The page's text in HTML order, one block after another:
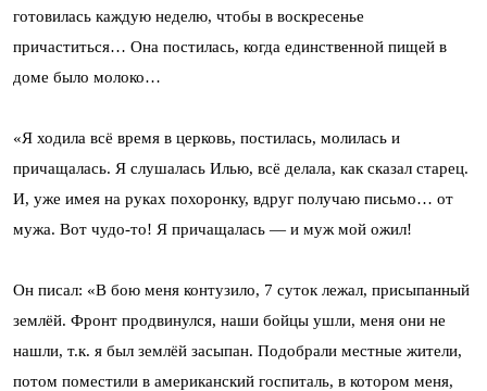
готовилась каждую неделю, чтобы в воскресенье
причаститься… Она постилась, когда единственной пищей в
доме было молоко…
«Я ходила всё время в церковь, постилась, молилась и
причащалась. Я слушалась Илью, всё делала, как сказал старец.
И, уже имея на руках похоронку, вдруг получаю письмо… от
мужа. Вот чудо-то! Я причащалась — и муж мой ожил!
Он писал: «В бою меня контузило, 7 суток лежал, присыпанный
землёй. Фронт продвинулся, наши бойцы ушли, меня они не
нашли, т.к. я был землёй засыпан. Подобрали местные жители,
потом поместили в американский госпиталь, в котором меня,